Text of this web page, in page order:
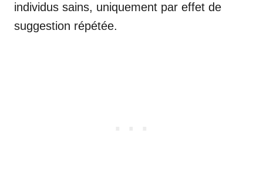
individus sains, uniquement par effet de
suggestion répétée.